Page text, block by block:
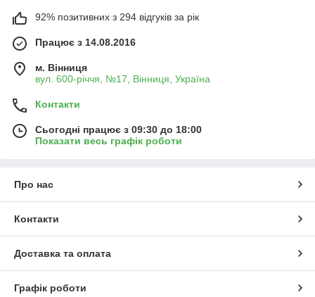
92% позитивних з 294 відгуків за рік
Працює з 14.08.2016
м. Вінниця
вул. 600-річчя, №17, Вінниця, Україна
Контакти
Сьогодні працює з 09:30 до 18:00
Показати весь графік роботи
Про нас
Контакти
Доставка та оплата
Графік роботи